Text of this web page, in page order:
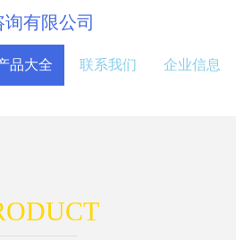
有限公司
品大全 联系我们 企业信息